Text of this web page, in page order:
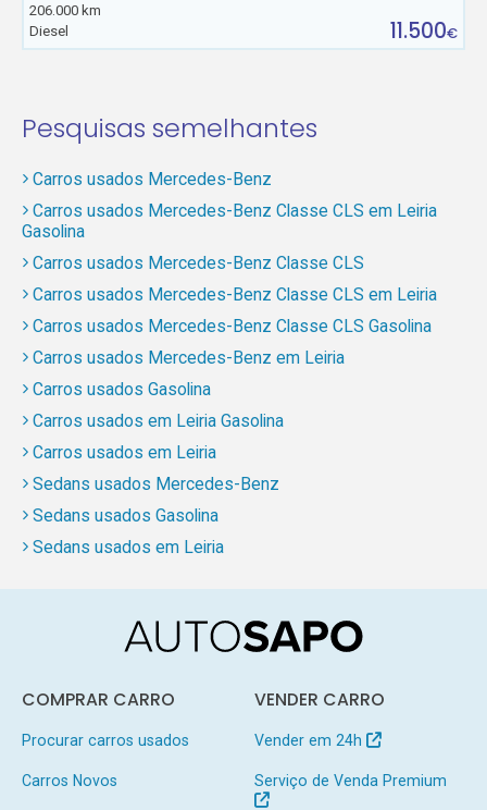
206.000 km
Diesel
11.500€
Pesquisas semelhantes
Carros usados Mercedes-Benz
Carros usados Mercedes-Benz Classe CLS em Leiria
Gasolina
Carros usados Mercedes-Benz Classe CLS
Carros usados Mercedes-Benz Classe CLS em Leiria
Carros usados Mercedes-Benz Classe CLS Gasolina
Carros usados Mercedes-Benz em Leiria
Carros usados Gasolina
Carros usados em Leiria Gasolina
Carros usados em Leiria
Sedans usados Mercedes-Benz
Sedans usados Gasolina
Sedans usados em Leiria
COMPRAR CARRO
Procurar carros usados
Carros Novos
VENDER CARRO
Vender em 24h
Serviço de Venda Premium